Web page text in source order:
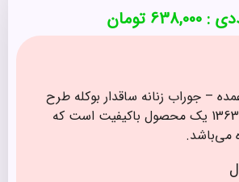
– جوراب زنانه ساقدار بوکله طرح
قلب خارجی کد 136365 یک محصول باکیفیت است که
می‌باشد.